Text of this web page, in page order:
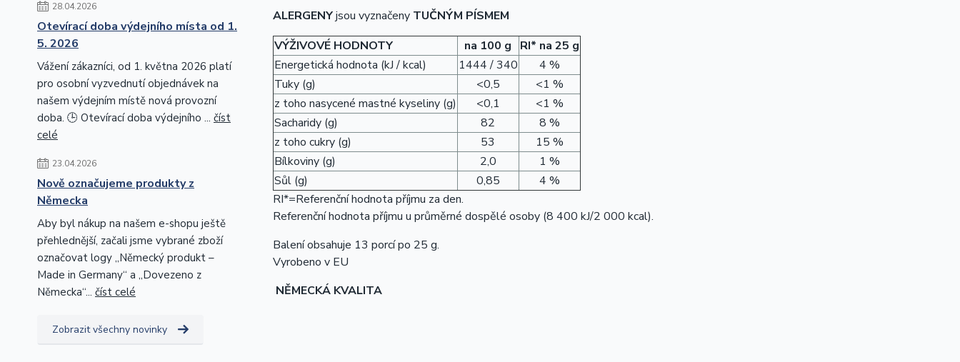
28.04.2026
Otevírací doba výdejního místa od 1.
5. 2026
Vážení zákazníci, od 1. května 2026 platí
pro osobní vyzvednutí objednávek na
našem výdejním místě nová provozní
doba. 🕒 Otevírací doba výdejního ... číst
celé
23.04.2026
Nově označujeme produkty z
Německa
Aby byl nákup na našem e-shopu ještě
přehlednější, začali jsme vybrané zboží
označovat logy „Německý produkt –
Made in Germany“ a „Dovezeno z
Německa“... číst celé
Zobrazit všechny novinky
ALERGENYjsou vyznačeny TUČNÝM PÍSMEM
VÝŽIVOVÉ HODNOTY
na 100 g
RI* na 25 g
Energetická hodnota (kJ / kcal)
1444 / 340
4 %
Tuky (g)
<0,5
<1 %
z toho nasycené mastné kyseliny (g)
<0,1
<1 %
Sacharidy (g)
82
8 %
z toho cukry (g)
53
15 %
Bílkoviny (g)
2,0
1 %
Sůl (g)
0,85
4 %
RI*=Referenční hodnota příjmu za den.
Referenční hodnota příjmu u průměrné dospělé osoby (8 400 kJ/2 000 kcal).
Balení obsahuje 13 porcí po 25 g.
Vyrobeno v EU
NĚMECKÁ KVALITA